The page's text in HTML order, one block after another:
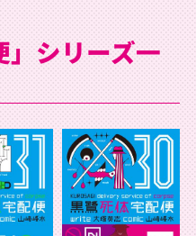
」シリーズ一